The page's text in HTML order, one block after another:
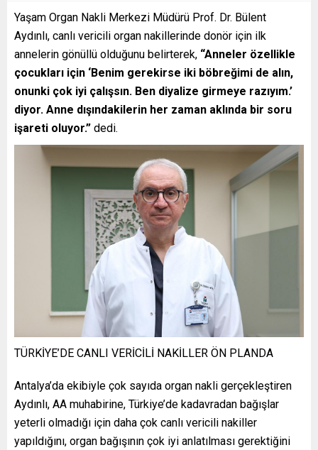
Yaşam Organ Nakli Merkezi Müdürü Prof. Dr. Bülent
Aydınlı, canlı vericili organ nakillerinde donör için ilk
annelerin gönüllü olduğunu belirterek, “Anneler özellikle
çocukları için ‘Benim gerekirse iki böbreğimi de alın,
onunki çok iyi çalışsın. Ben diyalize girmeye razıyım.’
diyor. Anne dışındakilerin her zaman aklında bir soru
işareti oluyor.” dedi.
TÜRKİYE’DE CANLI VERİCİLİ NAKİLLER ÖN PLANDA
Antalya’da ekibiyle çok sayıda organ nakli gerçekleştiren
Aydınlı, AA muhabirine, Türkiye’de kadavradan bağışlar
yeterli olmadığı için daha çok canlı vericili nakiller
yapıldığını, organ bağışının çok iyi anlatılması gerektiğini